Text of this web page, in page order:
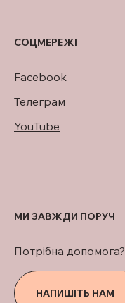
СОЦМЕРЕЖІ
Facebook
Телеграм
YouTube
НАПИШІТЬ НАМ
Потрібна допомога?
МИ ЗАВЖДИ ПОРУЧ